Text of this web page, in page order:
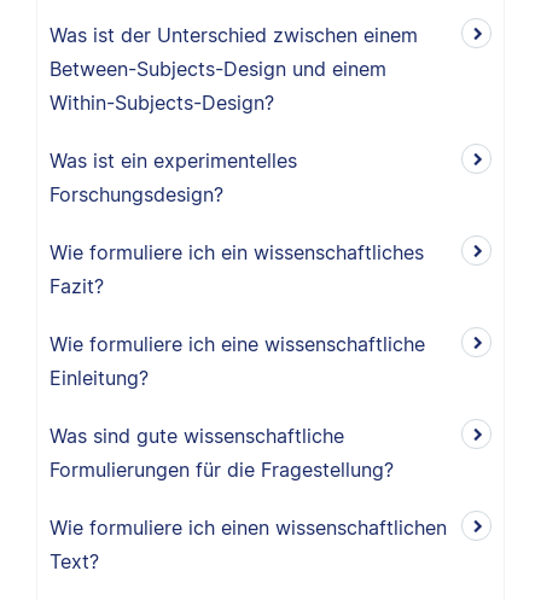
Was ist der Unterschied zwischen einem
Between-Subjects-Design und einem
Within-Subjects-Design?
Was ist ein experimentelles
Forschungsdesign?
Wie formuliere ich ein wissenschaftliches
Fazit?
Wie formuliere ich eine wissenschaftliche
Einleitung?
Was sind gute wissenschaftliche
Formulierungen für die Fragestellung?
Wie formuliere ich einen wissenschaftlichen
Text?